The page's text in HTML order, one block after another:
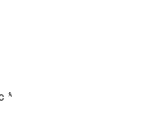
*